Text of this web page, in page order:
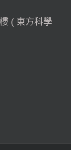
( 東方科學